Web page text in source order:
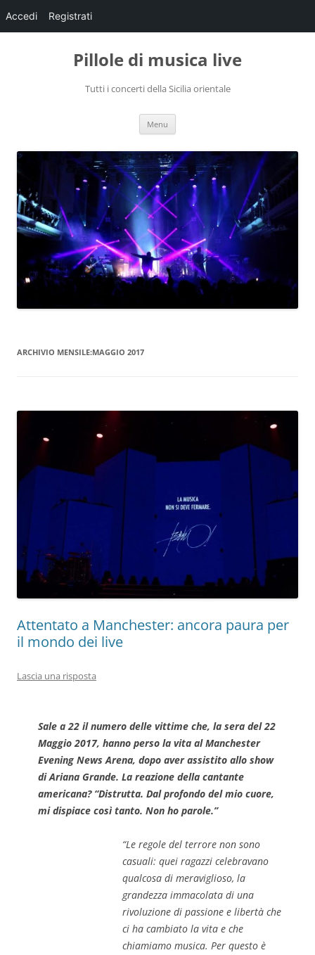
Accedi Registrati
Pillole di musica live
Tutti i concerti della Sicilia orientale
Menu
ARCHIVIO MENSILE:MAGGIO 2017
Attentato a Manchester: ancora paura per
il mondo dei live
Lascia una risposta
Sale a 22 il numero delle vittime che, la sera del 22
Maggio 2017, hanno perso la vita al Manchester
Evening News Arena, dopo aver assistito allo show
di Ariana Grande. La reazione della cantante
americana? “Distrutta. Dal profondo del mio cuore,
mi dispiace così tanto. Non ho parole.”
“Le regole del terrore non sono
casuali: quei ragazzi celebravano
qualcosa di meraviglioso, la
grandezza immacolata di una
rivoluzione di passione e libertà che
ci ha cambiato la vita e che
chiamiamo musica. Per questo è